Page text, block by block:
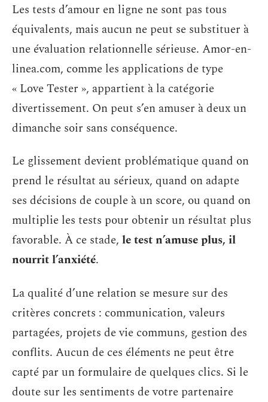
Les tests d’amour en ligne ne sont pas tous
équivalents, mais aucun ne peut se substituer à
une évaluation relationnelle sérieuse. Amor-en-
linea.com, comme les applications de type
« Love Tester », appartient à la catégorie
divertissement. On peut s’en amuser à deux un
dimanche soir sans conséquence.
Le glissement devient problématique quand on
prend le résultat au sérieux, quand on adapte
ses décisions de couple à un score, ou quand on
multiplie les tests pour obtenir un résultat plus
favorable. À ce stade, le test n’amuse plus, il
nourrit l’anxiété.
La qualité d’une relation se mesure sur des
critères concrets : communication, valeurs
partagées, projets de vie communs, gestion des
conflits. Aucun de ces éléments ne peut être
capté par un formulaire de quelques clics. Si le
doute sur les sentiments de votre partenaire